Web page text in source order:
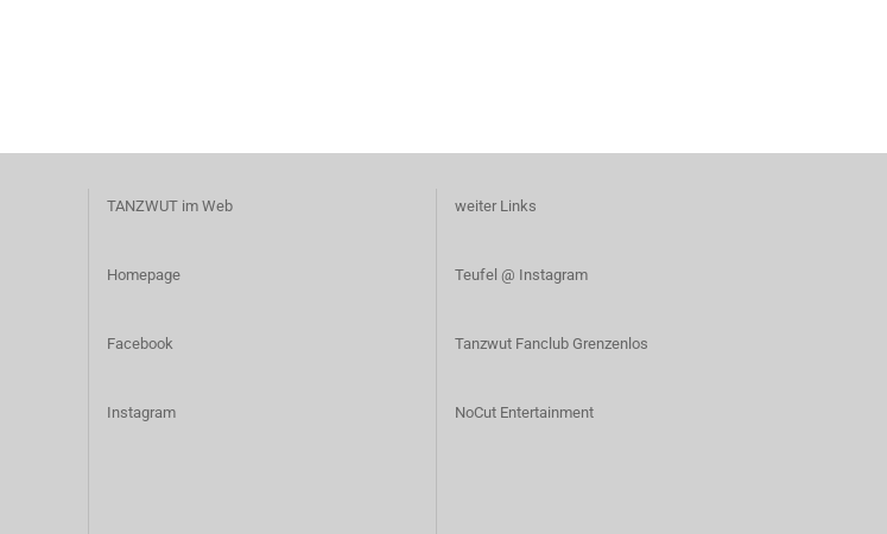
TANZWUT im Web
Homepage
Facebook
Instagram
weiter Links
Teufel @ Instagram
Tanzwut Fanclub Grenzenlos
NoCut Entertainment